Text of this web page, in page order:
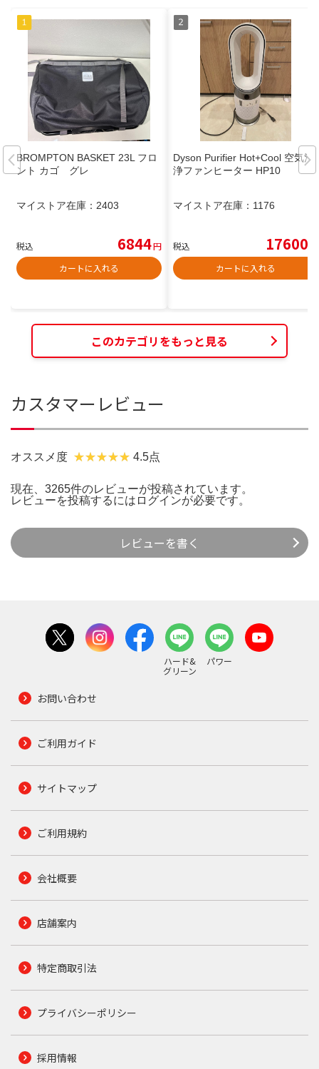
BROMPTON BASKET 23L フロ
ント カゴ グレ
マイストア在庫： 2403
税込 6844円
カートに入れる
Dyson Purifier Hot+Cool 空気清
浄ファンヒーター HP10
マイストア在庫： 1176
税込 17600
カートに入れる
このカテゴリをもっと見る
カスタマーレビュー
オススメ度 4.5点
現在、3265件のレビューが投稿されています。
レビューを投稿するには ログインが必要です。
レビューを書く
ハード&
グリーン
パワー
お問い合わせ
ご利用ガイド
サイトマップ
ご利用規約
会社概要
店舗案内
特定商取引法
プライバシーポリシー
採用情報